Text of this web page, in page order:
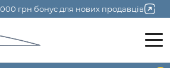
грн бонус для нових продавців